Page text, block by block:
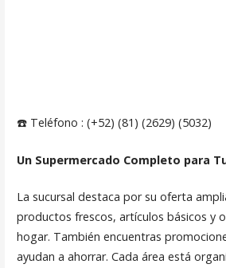
☎️ Teléfono : (+52) (81) (2629) (5032)
Un Supermercado Completo para
La sucursal destaca por su oferta
productos frescos, artículos básicos y
hogar. También encuentras
ayudan a ahorrar. Cada área está